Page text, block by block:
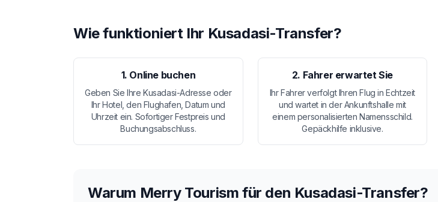
Wie funktioniert Ihr Kusadasi-Transfer?
1. Online buchen
Geben Sie Ihre Kusadasi-Adresse oder
Ihr Hotel, den Flughafen, Datum und
Uhrzeit ein. Sofortiger Festpreis und
Buchungsabschluss.
2. Fahrer erwartet Sie
Ihr Fahrer verfolgt Ihren Flug in Echtzeit
und wartet in der Ankunftshalle mit
einem personalisierten Namensschild.
Gepäckhilfe inklusive.
Warum Merry Tourism für den Kusadasi-Transfer?